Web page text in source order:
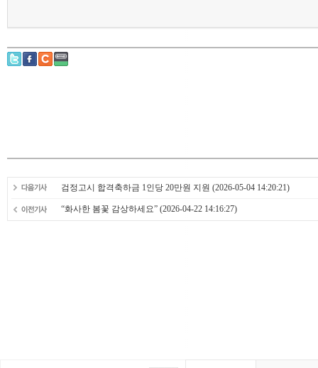
검정고시 합격축하금 1인당 20만원 지원 (2026-05-04 14:20:21)
“화사한 봄꽃 감상하세요” (2026-04-22 14:16:27)